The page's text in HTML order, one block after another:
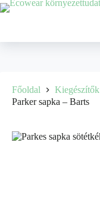
Főoldal Kiegészítők
Parker sapka – Barts